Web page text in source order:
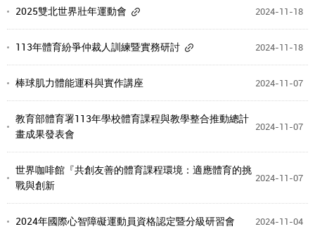
2025雙北世界壯年運動會 2024-11-18
113年體育紛爭仲裁人訓練暨實務研討 2024-11-18
棒球肌力體能運科與實作講座 2024-11-07
教育部體育署113年學校體育課程與教學整合推動總計
畫成果發表會
2024-11-07
世界咖啡館『共創友善的體育課程環境：適應體育的挑
戰與創新
2024-11-07
2024年國際心智障礙運動員資格認定暨分級研習會 2024-11-04